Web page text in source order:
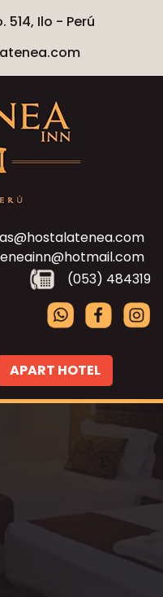
514, Ilo - Perú
(053) 484319
APART HOTEL